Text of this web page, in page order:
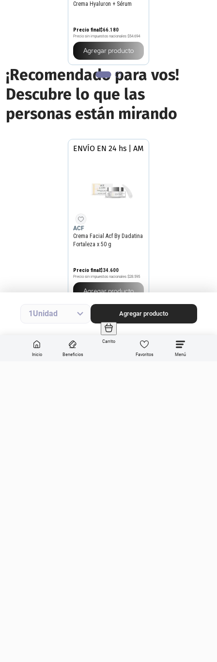
Inicio Beneficios
Carrito
Favoritos
1 Agregar producto
Crema Hyaluron + Sérum
Precio final$66.180
Precio sin impuestos nacionales $54.694
Agregar producto
¡Recomendado para vos!
Descubre lo que las
personas están mirando
ENVÍO EN 24 hs | AMBA
ACF
Crema Facial Acf By Dadatina
Fortaleza x 50 g
Precio final$34.600
Precio sin impuestos nacionales $28.595
Agregar producto